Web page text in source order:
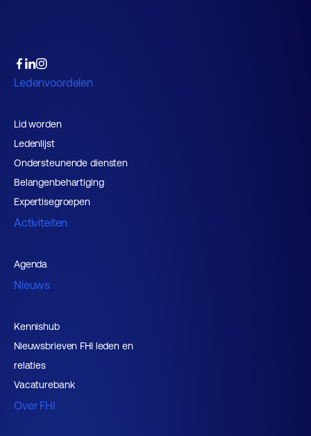
Ledenvoordelen
Lid worden
Ledenlijst
Ondersteunende diensten
Belangenbehartiging
Expertisegroepen
Activiteiten
Agenda
Nieuws
Kennishub
Nieuwsbrieven FHI leden en
relaties
Vacaturebank
Over FHI